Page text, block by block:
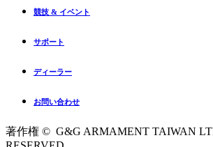
競技 & イベント
サポート
ディーラー
お問い合わせ
著作権 © G&G ARMAMENT TAIWAN